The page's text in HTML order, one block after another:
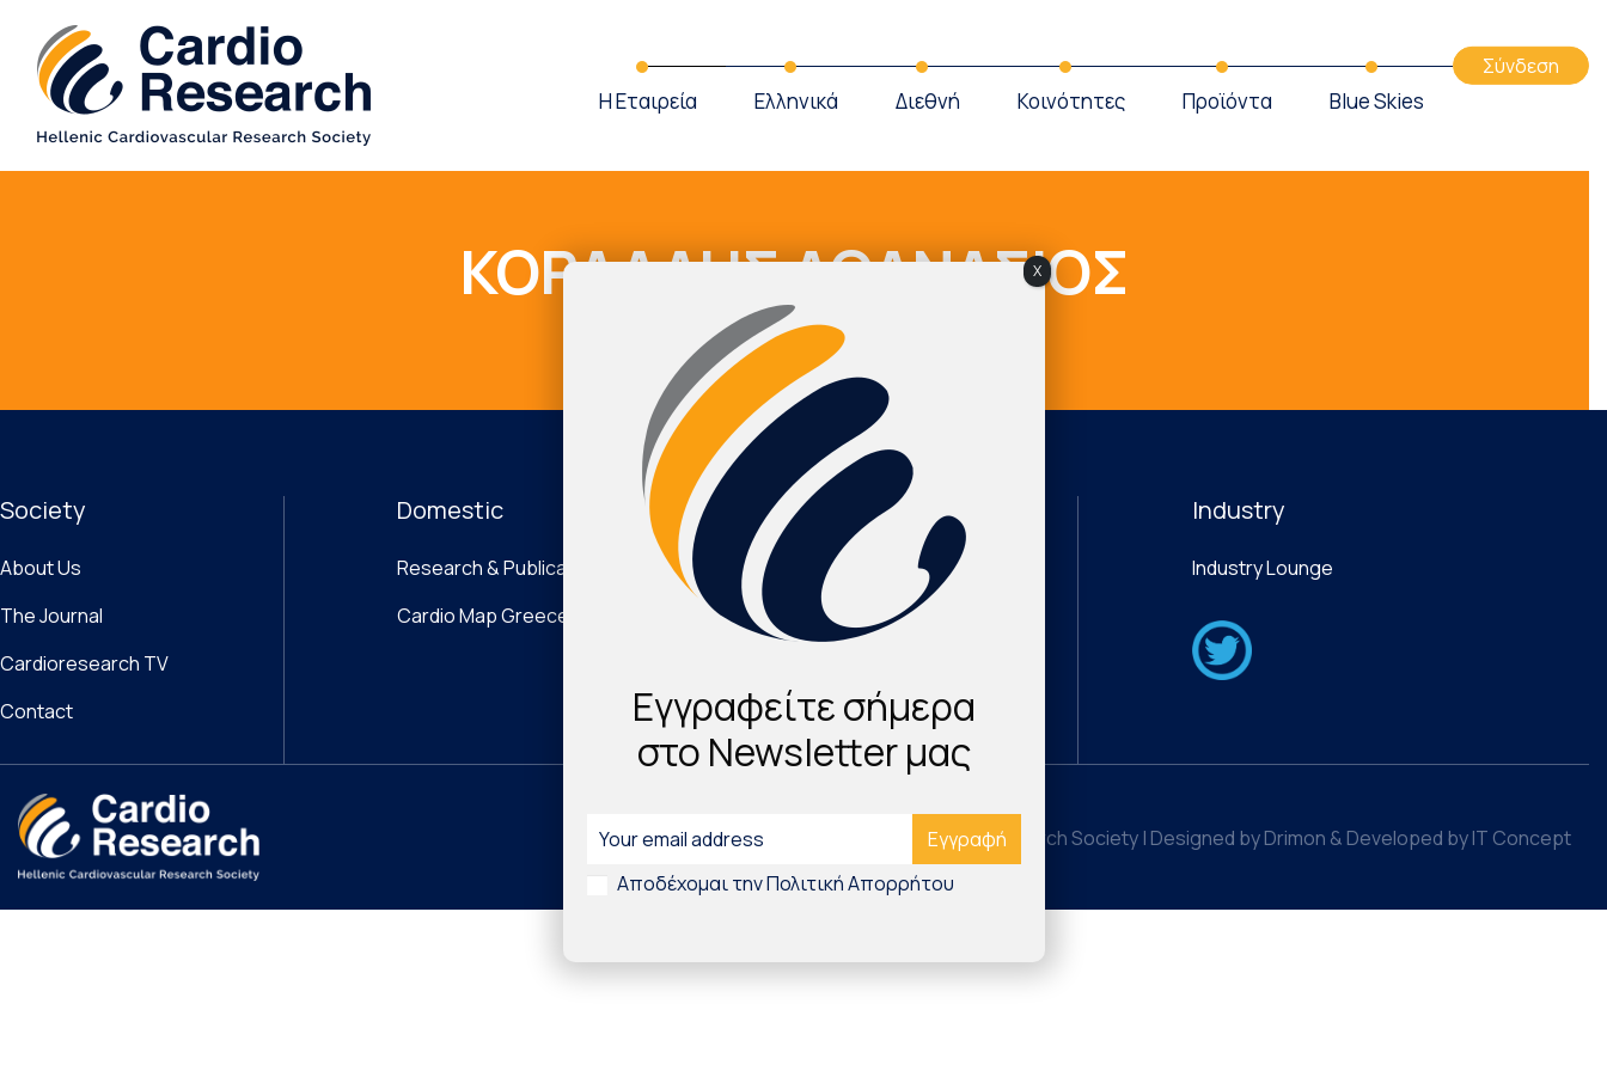
Η Εταιρεία Ελληνικά Διεθνή Κοινότητες Προϊόντα Blue Skies
Σύνδεση
ΚΟΡΔΑΛΗΣ ΑΘΑΝΑΣΙΟΣ
Cardio Map Greece ΚΟΡΔΑΛΗΣ ΑΘΑΝΑΣΙΟΣ
Society
About Us
The Journal
Cardioresearch TV
Contact
Domestic
Research & Publications
Cardio Map Greece
International
Νέα Τεχνολογικά Προϊόντα
Digital Health & Innovation
Industry
Industry Lounge
©2026 Hellenic Cardiovascular Research Society | Designed by Drimon & Developed by IT Concept
Εγγραφείτε σήμερα
στο Newsletter μας
Αποδέχομαι την Πολιτική Απορρήτου
X